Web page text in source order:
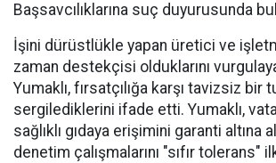
Başsavcılıklarına suç duyurusunda
İşini dürüstlükle yapan üretici ve
zaman destekçisi olduklarını
Yumaklı, fırsatçılığa karşı tavizsiz bir
sergilediklerini ifade etti. Yumaklı,
sağlıklı gıdaya erişimini garanti altına
denetim çalışmalarını "sıfır tolerans"